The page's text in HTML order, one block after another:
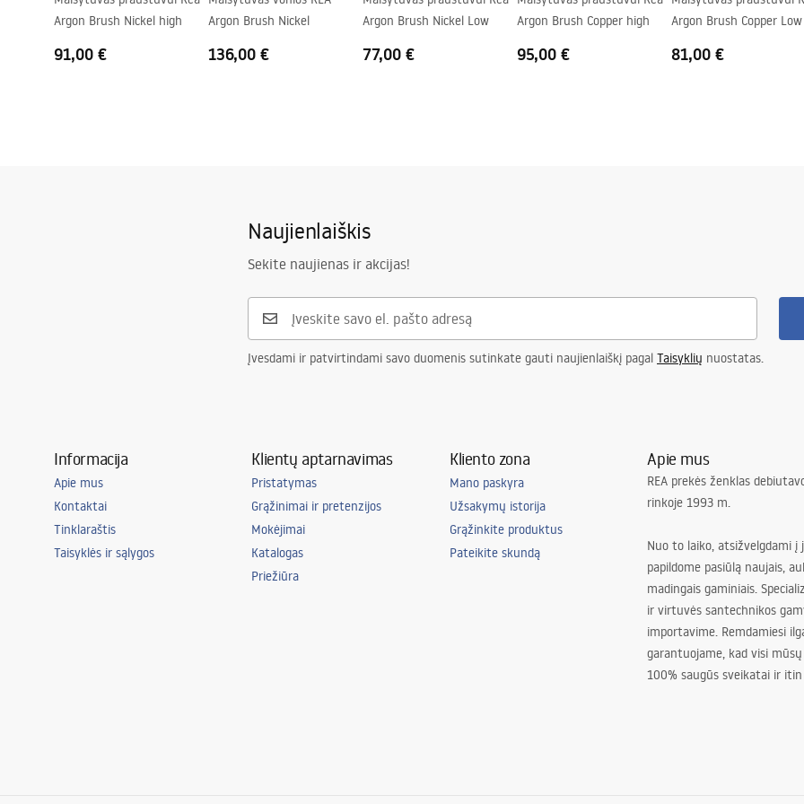
Argon Brush Nickel high
91,00 €
Argon Brush Nickel
136,00 €
Argon Brush Nickel Low
77,00 €
Argon Brush Copper high
95,00 €
Argon Brush Copper Low
81,00 €
Naujienlaiškis
Sekite naujienas ir akcijas!
Įvesdami ir patvirtindami savo duomenis sutinkate gauti naujienlaiškį pagal Taisyklių nuostatas.
Informacija
Apie mus
Kontaktai
Tinklaraštis
Taisyklės ir sąlygos
Klientų aptarnavimas
Pristatymas
Grąžinimai ir pretenzijos
Mokėjimai
Katalogas
Priežiūra
Kliento zona
Mano paskyra
Užsakymų istorija
Grąžinkite produktus
Pateikite skundą
Apie mus
REA prekės ženklas
rinkoje 1993 m.
Nuo to laiko, atsižvelgdami į
papildome pasiūlą naujais,
madingais gaminiais.
ir virtuvės santechnikos
importavime. Remdamiesi
garantuojame, kad visi
100% saugūs sveikatai ir